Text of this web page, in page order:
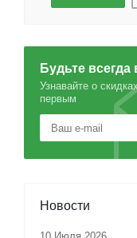
Будьте всегда
Узнавайте о
первым
Новости